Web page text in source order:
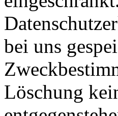
bei uns
Löschung